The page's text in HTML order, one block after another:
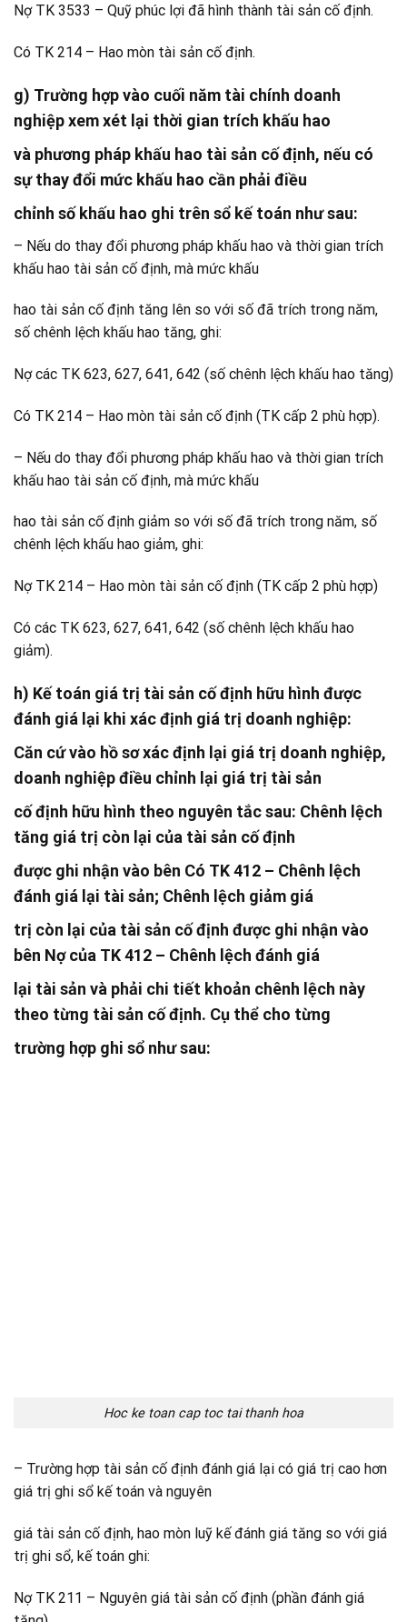
Nợ TK 3533 – Quỹ phúc lợi đã hình thành tài sản cố định.
Có TK 214 – Hao mòn tài sản cố định.
g) Trường hợp vào cuối năm tài chính doanh
nghiệp xem xét lại thời gian trích khấu hao
và phương pháp khấu hao tài sản cố định, nếu có
sự thay đổi mức khấu hao cần phải điều
chỉnh số khấu hao ghi trên sổ kế toán như sau:
– Nếu do thay đổi phương pháp khấu hao và thời gian trích
khấu hao tài sản cố định, mà mức khấu
hao tài sản cố định tăng lên so với số đã trích trong năm,
số chênh lệch khấu hao tăng, ghi:
Nợ các TK 623, 627, 641, 642 (số chênh lệch khấu hao tăng)
Có TK 214 – Hao mòn tài sản cố định (TK cấp 2 phù hợp).
– Nếu do thay đổi phương pháp khấu hao và thời gian trích
khấu hao tài sản cố định, mà mức khấu
hao tài sản cố định giảm so với số đã trích trong năm, số
chênh lệch khấu hao giảm, ghi:
Nợ TK 214 – Hao mòn tài sản cố định (TK cấp 2 phù hợp)
Có các TK 623, 627, 641, 642 (số chênh lệch khấu hao
giảm).
h) Kế toán giá trị tài sản cố định hữu hình được
đánh giá lại khi xác định giá trị doanh nghiệp:
Căn cứ vào hồ sơ xác định lại giá trị doanh nghiệp,
doanh nghiệp điều chỉnh lại giá trị tài sản
cố định hữu hình theo nguyên tắc sau: Chênh lệch
tăng giá trị còn lại của tài sản cố định
được ghi nhận vào bên Có TK 412 – Chênh lệch
đánh giá lại tài sản; Chênh lệch giảm giá
trị còn lại của tài sản cố định được ghi nhận vào
bên Nợ của TK 412 – Chênh lệch đánh giá
lại tài sản và phải chi tiết khoản chênh lệch này
theo từng tài sản cố định. Cụ thể cho từng
trường hợp ghi sổ như sau:
Hoc ke toan cap toc tai thanh hoa
– Trường hợp tài sản cố định đánh giá lại có giá trị cao hơn
giá trị ghi sổ kế toán và nguyên
giá tài sản cố định, hao mòn luỹ kế đánh giá tăng so với giá
trị ghi sổ, kế toán ghi:
Nợ TK 211 – Nguyên giá tài sản cố định (phần đánh giá